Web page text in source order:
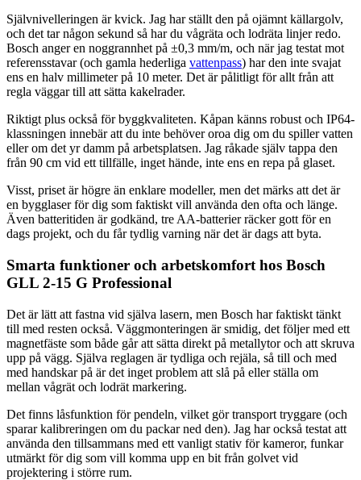
Självnivelleringen är kvick. Jag har ställt den på ojämnt källargolv,
och det tar någon sekund så har du vågräta och lodräta linjer redo.
Bosch anger en noggrannhet på ±0,3 mm/m, och när jag testat mot
referensstavar (och gamla hederliga vattenpass) har den inte svajat
ens en halv millimeter på 10 meter. Det är pålitligt för allt från att
regla väggar till att sätta kakelrader.
Riktigt plus också för byggkvaliteten. Kåpan känns robust och IP64-
klassningen innebär att du inte behöver oroa dig om du spiller vatten
eller om det yr damm på arbetsplatsen. Jag råkade själv tappa den
från 90 cm vid ett tillfälle, inget hände, inte ens en repa på glaset.
Visst, priset är högre än enklare modeller, men det märks att det är
en bygglaser för dig som faktiskt vill använda den ofta och länge.
Även batteritiden är godkänd, tre AA-batterier räcker gott för en
dags projekt, och du får tydlig varning när det är dags att byta.
Smarta funktioner och arbetskomfort hos Bosch
GLL 2-15 G Professional
Det är lätt att fastna vid själva lasern, men Bosch har faktiskt tänkt
till med resten också. Väggmonteringen är smidig, det följer med ett
magnetfäste som både går att sätta direkt på metallytor och att skruva
upp på vägg. Själva reglagen är tydliga och rejäla, så till och med
med handskar på är det inget problem att slå på eller ställa om
mellan vågrät och lodrät markering.
Det finns låsfunktion för pendeln, vilket gör transport tryggare (och
sparar kalibreringen om du packar ned den). Jag har också testat att
använda den tillsammans med ett vanligt stativ för kameror, funkar
utmärkt för dig som vill komma upp en bit från golvet vid
projektering i större rum.